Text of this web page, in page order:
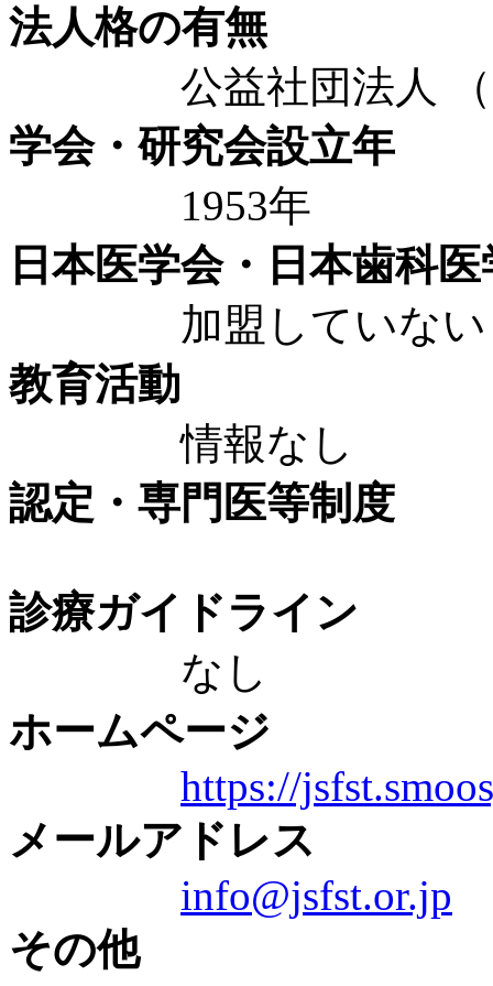
法人格の有無
公益社団法人 （
学会・研究会設立年
1953年
日本医学会・日本歯科
加盟していない
教育活動
情報なし
認定・専門医等制度
診療ガイドライン
なし
ホームページ
https://
メールアドレス
info@jsfst.or.jp
その他